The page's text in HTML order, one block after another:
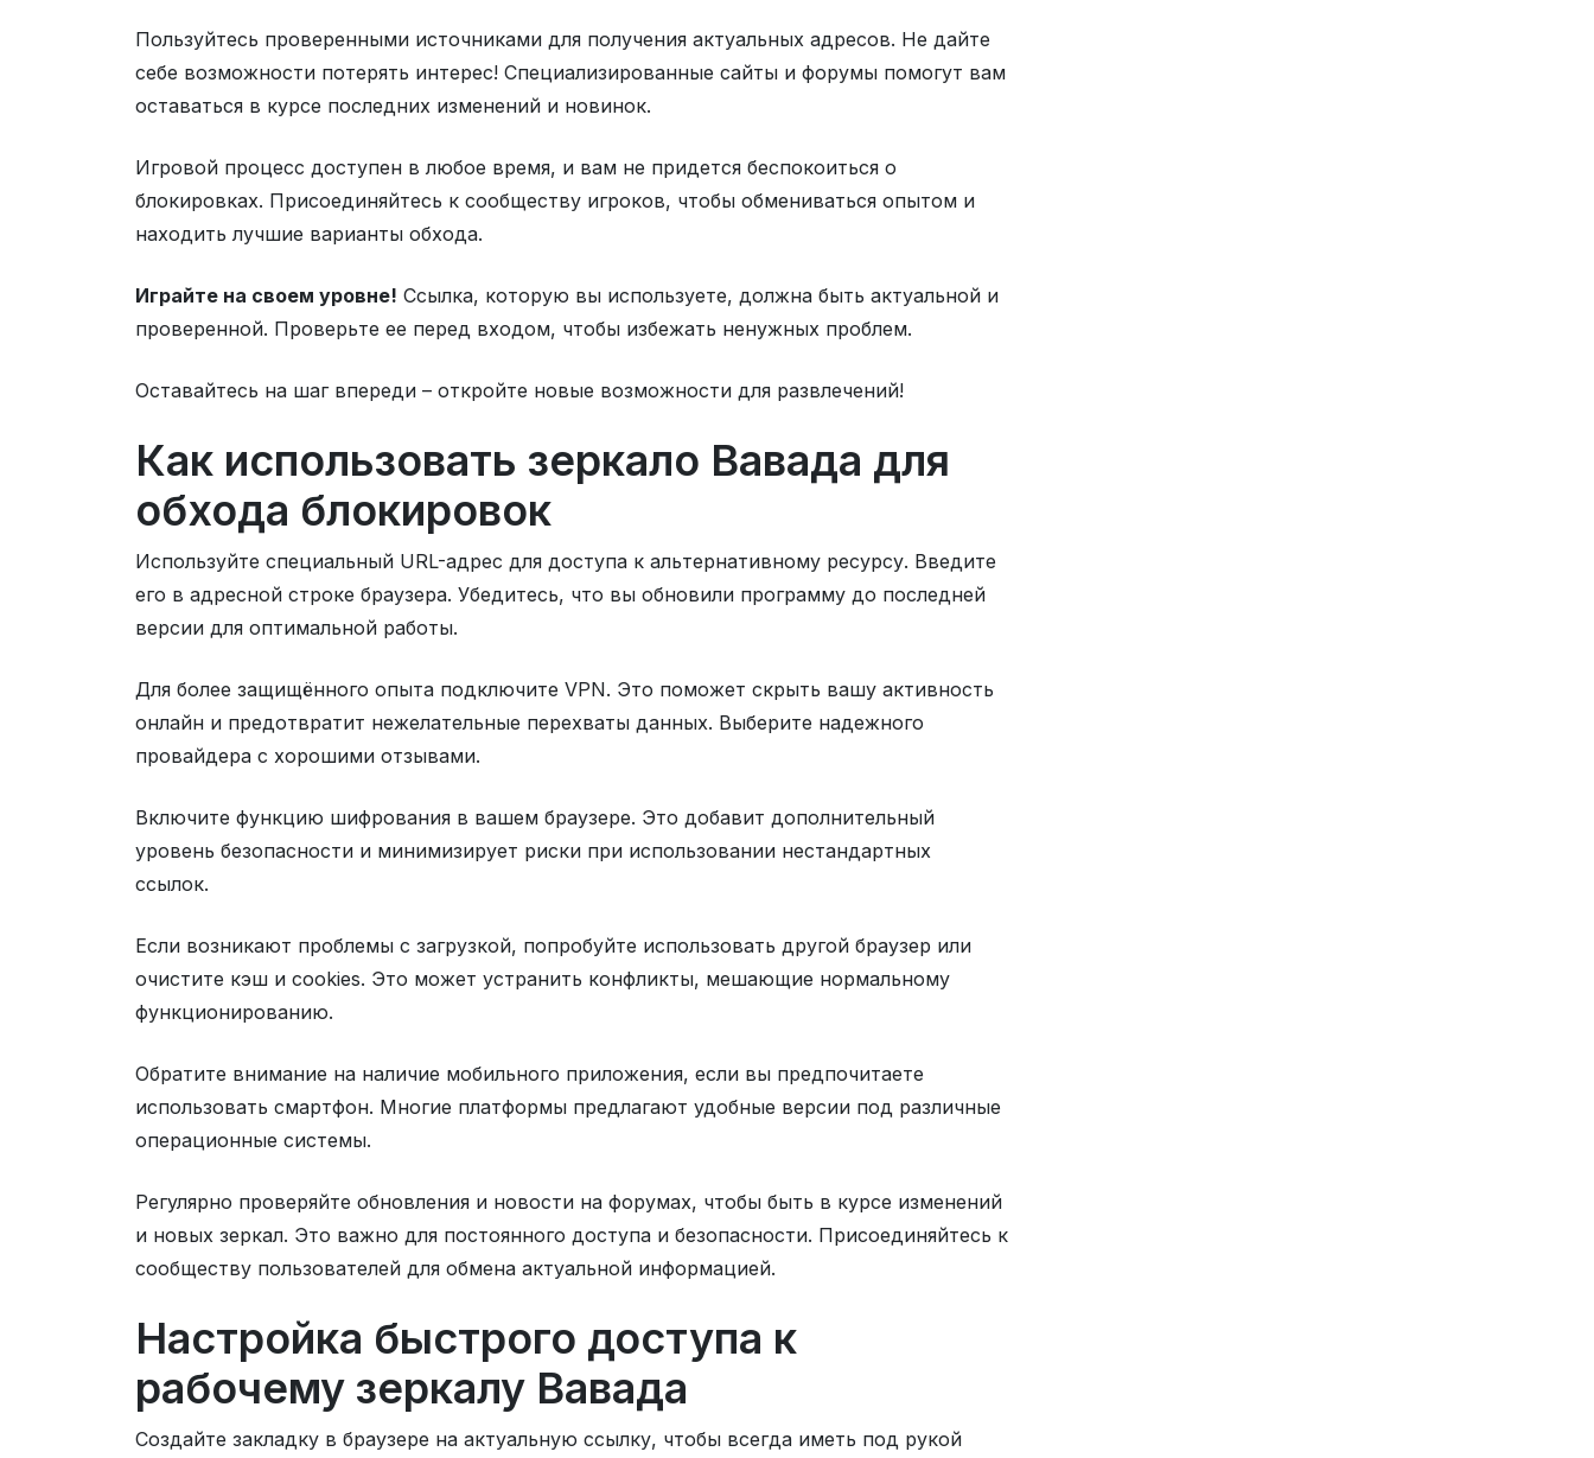
Пользуйтесь проверенными источниками для получения актуальных адресов. Не дайте
себе возможности потерять интерес! Специализированные сайты и форумы помогут вам
оставаться в курсе последних изменений и новинок.
Игровой процесс доступен в любое время, и вам не придется беспокоиться о
блокировках. Присоединяйтесь к сообществу игроков, чтобы обмениваться опытом и
находить лучшие варианты обхода.
Играйте на своем уровне! Ссылка, которую вы используете, должна быть актуальной и
проверенной. Проверьте ее перед входом, чтобы избежать ненужных проблем.
Оставайтесь на шаг впереди – откройте новые возможности для развлечений!
Как использовать зеркало Вавада для
обхода блокировок
Используйте специальный URL-адрес для доступа к альтернативному ресурсу. Введите
его в адресной строке браузера. Убедитесь, что вы обновили программу до последней
версии для оптимальной работы.
Для более защищённого опыта подключите VPN. Это поможет скрыть вашу активность
онлайн и предотвратит нежелательные перехваты данных. Выберите надежного
провайдера с хорошими отзывами.
Включите функцию шифрования в вашем браузере. Это добавит дополнительный
уровень безопасности и минимизирует риски при использовании нестандартных
ссылок.
Если возникают проблемы с загрузкой, попробуйте использовать другой браузер или
очистите кэш и cookies. Это может устранить конфликты, мешающие нормальному
функционированию.
Обратите внимание на наличие мобильного приложения, если вы предпочитаете
использовать смартфон. Многие платформы предлагают удобные версии под различные
операционные системы.
Регулярно проверяйте обновления и новости на форумах, чтобы быть в курсе изменений
и новых зеркал. Это важно для постоянного доступа и безопасности. Присоединяйтесь к
сообществу пользователей для обмена актуальной информацией.
Настройка быстрого доступа к
рабочему зеркалу Вавада
Создайте закладку в браузере на актуальную ссылку, чтобы всегда иметь под рукой